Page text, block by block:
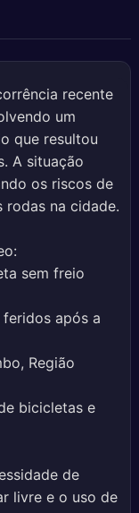
recente
um
que resultou
A situação
os riscos de
rodas na cidade.
sem freio
após a
Região
bicicletas e
de
livre e o uso de